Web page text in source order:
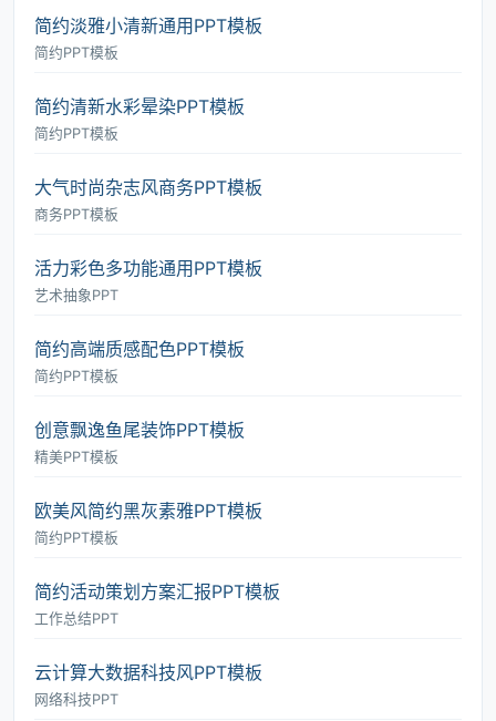
简约淡雅小清新通用PPT模板
简约PPT模板
简约清新水彩晕染PPT模板
简约PPT模板
大气时尚杂志风商务PPT模板
商务PPT模板
活力彩色多功能通用PPT模板
艺术抽象PPT
简约高端质感配色PPT模板
简约PPT模板
创意飘逸鱼尾装饰PPT模板
精美PPT模板
欧美风简约黑灰素雅PPT模板
简约PPT模板
简约活动策划方案汇报PPT模板
工作总结PPT
云计算大数据科技风PPT模板
网络科技PPT